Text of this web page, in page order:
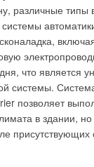
различные типы
системы
что является
системы.
позволяет
в здании,
присутствующих
новым.
для
на
на
СНГ или
Его просто
озонового слоя
и т.п. Во
между ним и
кабель на
случае стяжка,
и с